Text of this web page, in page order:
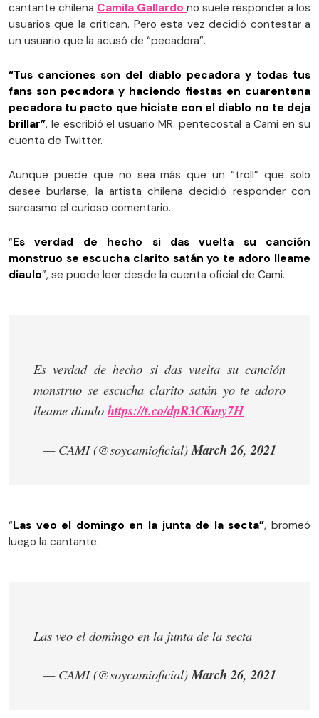
cantante chilena Camila Gallardo no suele responder a los
usuarios que la critican. Pero esta vez decidió contestar a
un usuario que la acusó de “pecadora”.
“Tus canciones son del diablo pecadora y todas tus
fans son pecadora y haciendo fiestas en cuarentena
pecadora tu pacto que hiciste con el diablo no te deja
brillar”, le escribió el usuario MR. pentecostal a Cami en su
cuenta de Twitter.
Aunque puede que no sea más que un “troll” que solo
desee burlarse, la artista chilena decidió responder con
sarcasmo el curioso comentario.
“Es verdad de hecho si das vuelta su canción
monstruo se escucha clarito satán yo te adoro lleame
diaulo”, se puede leer desde la cuenta oficial de Cami.
Es verdad de hecho si das vuelta su canción
monstruo se escucha clarito satán yo te adoro
lleame diaulo https://t.co/dpR3CKmy7H
— CAMI (@soycamioficial)March 26, 2021
“Las veo el domingo en la junta de la secta”, bromeó
luego la cantante.
Las veo el domingo en la junta de la secta
— CAMI (@soycamioficial)March 26, 2021